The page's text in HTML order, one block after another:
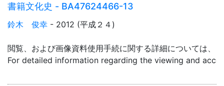
書籍文化史 - BA47624466-13
鈴木 俊幸 - 2012 (平成２４)
閲覧、および画像資料使用手続に関する詳細については、「
For detailed information regarding the viewing and